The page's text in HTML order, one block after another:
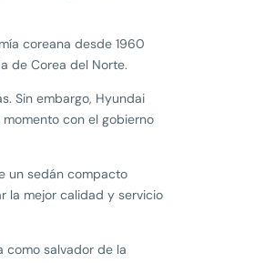
coreana desde 1960
de Corea del Norte.
Sin embargo, Hyundai
con el gobierno
un sedán compacto
la mejor calidad y servicio
como salvador de la